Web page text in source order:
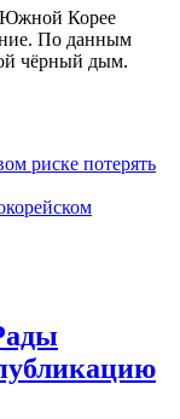
Южной Корее
По данным
чёрный дым.
риске потерять